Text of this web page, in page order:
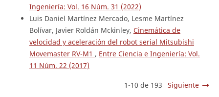
Ingeniería: Vol. 16 Núm. 31 (2022)
Luis Daniel Martínez Mercado, Lesme Martínez
Bolívar, Javier Roldán Mckinley, Cinemática de
velocidad y aceleración del robot serial Mitsubishi
Movemaster RV-M1 , Entre Ciencia e Ingeniería: Vol.
11 Núm. 22 (2017)
1-10 de 193 Siguiente